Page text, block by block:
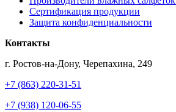
Сертификация продукции
Защита конфиденциальности
Контакты
г. Ростов-на-Дону, Черепахина, 249
+7 (863) 220-31-51
+7 (938) 120-06-55